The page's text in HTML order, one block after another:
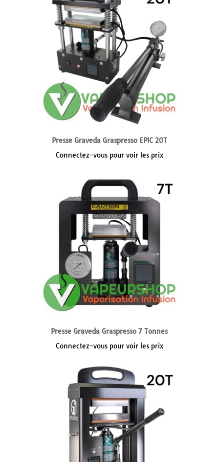
Presse Graveda Graspresso EPIC 20T
Connectez-vous pour voir les prix
Presse Graveda Graspresso 7 Tonnes
Connectez-vous pour voir les prix